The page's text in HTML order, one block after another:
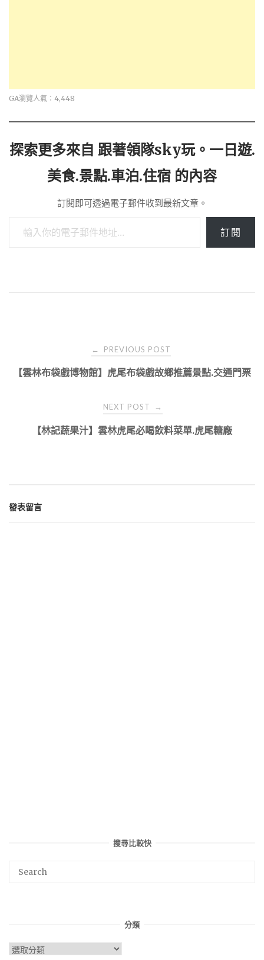
GA瀏覽人氣：4,448
探索更多來自 跟著領隊sky玩。一日遊.
美食.景點.車泊.住宿 的內容
訂閱即可透過電子郵件收到最新文章。
訂閱
navigation
← PREVIOUS POST
【雲林布袋戲博物館】虎尾布袋戲故鄉推薦景點.交通門票
NEXT POST →
【林記蔬果汁】雲林虎尾必喝飲料菜單.虎尾糖廠
發表留言
搜尋比較快
分類
分